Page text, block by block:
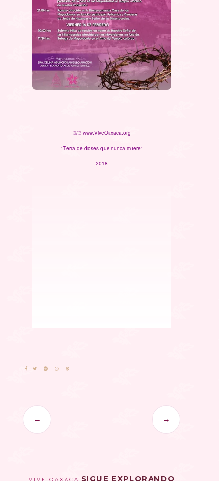
©/℗ www.ViveOaxaca.org
"Tierra de dioses que nunca muere"
2018
← →
VIVE OAXACA SIGUE EXPLORANDO